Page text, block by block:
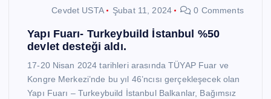
Cevdet USTA Şubat 11, 2024 0 Comments
Yapı Fuarı- Turkeybuild İstanbul %50
devlet desteği aldı.
17-20 Nisan 2024 tarihleri arasında TÜYAP Fuar ve
Kongre Merkezi’nde bu yıl 46’ncısı gerçekleşecek olan
Yapı Fuarı – Turkeybuild İstanbul Balkanlar, Bağımsız